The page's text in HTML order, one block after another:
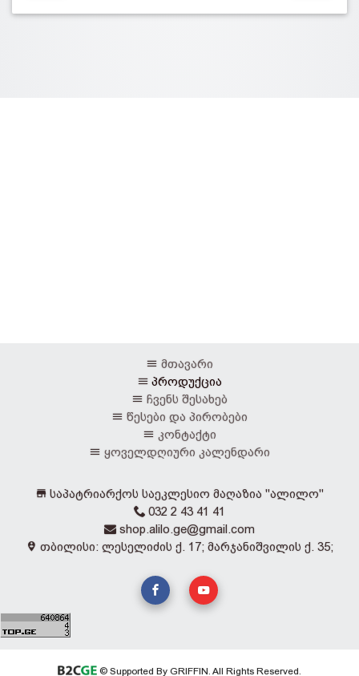
მთავარი
პროდუქცია
ჩვენს შესახებ
წესები და პირობები
კონტაქტი
ყოველდღიური კალენდარი
საპატრიარქოს საეკლესიო მაღაზია "ალილო"
032 2 43 41 41
shop.alilo.ge@gmail.com
თბილისი: ლესელიძის ქ. 17; მარჯანიშვილის ქ. 35;
© Supported By GRIFFIN. All Rights Reserved.